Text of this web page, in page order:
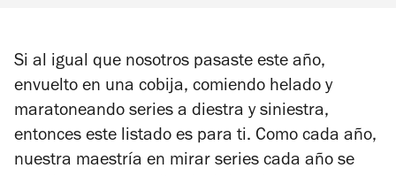
Si al igual que nosotros pasaste este año,
envuelto en una cobija, comiendo helado y
maratoneando series a diestra y siniestra,
entonces este listado es para ti. Como cada año,
nuestra maestría en mirar series cada año se